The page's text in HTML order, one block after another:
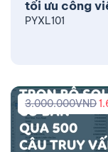
tối ưu công
PYXL101
3.000.000VND